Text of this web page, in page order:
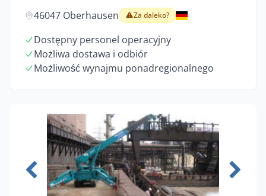
46047 Oberhausen Za daleko?
Dostępny personel operacyjny
Możliwa dostawa i odbiór
Możliwość wynajmu ponadregionalnego